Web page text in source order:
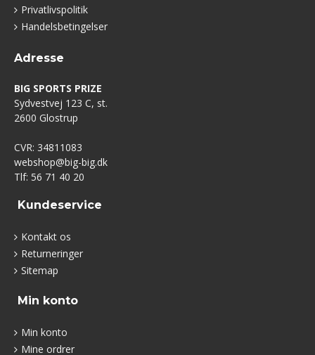
Privatlivspolitik
Handelsbetingelser
Adresse
BIG SPORTS PRIZE
Sydvestvej 123 C, st.
2600 Glostrup
CVR: 34811083
webshop@big-big.dk
Tlf: 56 71 40 20
Kundeservice
Kontakt os
Returneringer
Sitemap
Min konto
Min konto
Mine ordrer